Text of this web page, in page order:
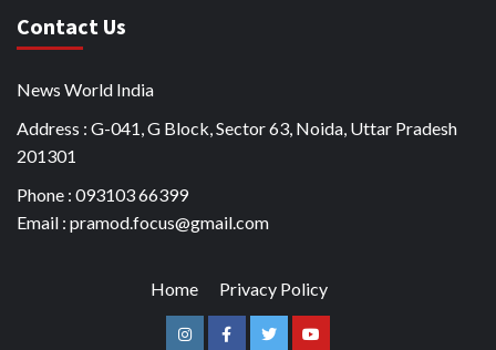
Contact Us
News World India
Address : G-041, G Block, Sector 63, Noida, Uttar Pradesh
201301
Phone : 093103 66399
Email : pramod.focus@gmail.com
Home Privacy Policy